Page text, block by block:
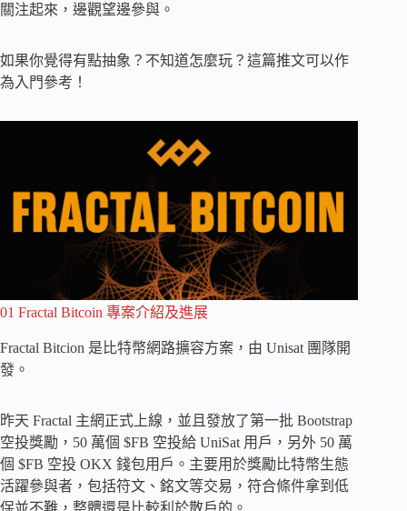
關注起來，邊觀望邊參與。
如果你覺得有點抽象？不知道怎麼玩？這篇推文可以作
為入門參考！
01 Fractal Bitcoin 專案介紹及進展
Fractal Bitcion 是比特幣網路擴容方案，由 Unisat 團隊開
發。
昨天 Fractal 主網正式上線，並且發放了第一批 Bootstrap
空投獎勵，50 萬個 $FB 空投給 UniSat 用戶，另外 50 萬
個 $FB 空投 OKX 錢包用戶。主要用於獎勵比特幣生態
活躍參與者，包括符文、銘文等交易，符合條件拿到低
保並不難，整體還是比較利於散戶的。